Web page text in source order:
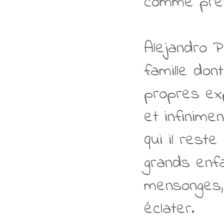
Alejandro
famille
propres
et
qui il
grands
éclater.